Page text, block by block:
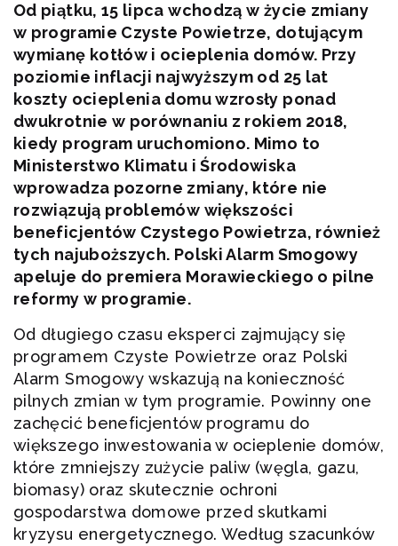
Od piątku, 15 lipca wchodzą w życie zmiany
w programie Czyste Powietrze, dotującym
wymianę kotłów i ocieplenia domów. Przy
poziomie inflacji najwyższym od 25 lat
koszty ocieplenia domu wzrosły ponad
dwukrotnie w porównaniu z rokiem 2018,
kiedy program uruchomiono. Mimo to
Ministerstwo Klimatu i Środowiska
wprowadza pozorne zmiany, które nie
rozwiązują problemów większości
beneficjentów Czystego Powietrza, również
tych najuboższych. Polski Alarm Smogowy
apeluje do premiera Morawieckiego o pilne
reformy w programie.
Od długiego czasu eksperci zajmujący się
programem Czyste Powietrze oraz Polski
Alarm Smogowy wskazują na konieczność
pilnych zmian w tym programie. Powinny one
zachęcić beneficjentów programu do
większego inwestowania w ocieplenie domów,
które zmniejszy zużycie paliw (węgla, gazu,
biomasy) oraz skutecznie ochroni
gospodarstwa domowe przed skutkami
kryzysu energetycznego. Według szacunków